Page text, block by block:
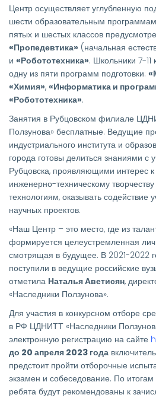
Центр осуществляет углубленную
шести образовательным
пятых и шестых классов
«Пропедевтика» (начальная
и «Робототехника». Школьники 7-11
одну из пяти программ подготовки:
«Химия», «Информатика и
«Робототехника».
Занятия в Рубцовском филиале
Ползунова» бесплатные. Ведущие
индустриального института и
города готовы делиться знаниями
Рубцовска, проявляющими интерес
инженерно-техническому
технологиям, оказывать содействие
научных проектов.
«Наш Центр – это место, где из
формируется целеустремленная
смотрящая в будущее. В 2021-2022
поступили в ведущие российские
отметила Наталья Аветисян,
«Наследники Ползунова».
Для участия в конкурсном отборе
в РФ ЦДНИТТ «Наследники
электронную регистрацию на сайте
до 20 апреля 2023 года
предстоит пройти отборочные
экзамен и собеседование. По итогам
ребята будут рекомендованы к